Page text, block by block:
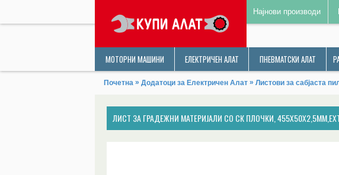
Најнови производи
МОТОРНИ МАШИНИ ЕЛЕКТРИЧЕН АЛАТ ПНЕВМАТСКИ АЛАТ
Почетна » Додатоци за Електричен Алат » Листови за сабјаста
ЛИСТ ЗА ГРАДЕЖНИ МАТЕРИЈАЛИ СО СК ПЛОЧКИ,